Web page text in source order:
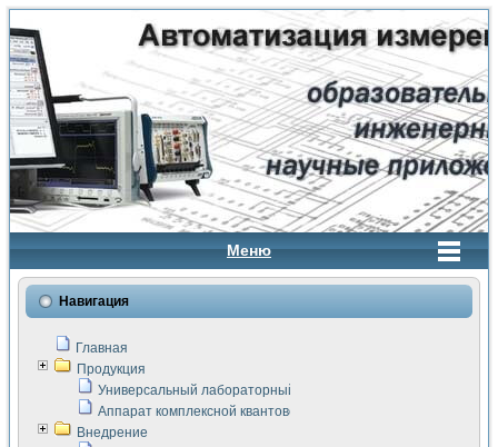
Меню
Навигация
Главная
Продукция
Универсальный лабораторный стенд "Сигнал-USB"
Аппарат комплексной квантовой терапии Интроскан
Внедрение